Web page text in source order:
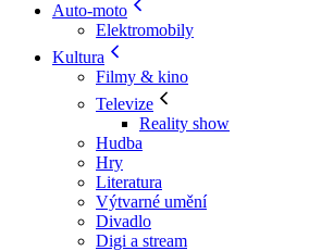
Auto-moto
Elektromobily
Kultura
Filmy & kino
Televize
Reality show
Hudba
Hry
Literatura
Výtvarné umění
Divadlo
Digi a stream